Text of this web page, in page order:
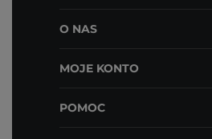
O NAS
MOJE KONTO
POMOC